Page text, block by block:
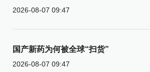
2026-08-07 09:47
国产新药为何被全球“扫货”
2026-08-07 09:47